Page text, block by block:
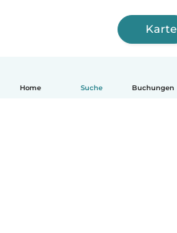
Home Suche Buchungen
Karte